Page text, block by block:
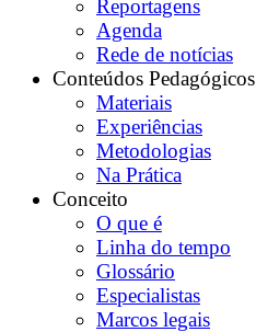
Reportagens
Agenda
Rede de notícias
Conteúdos Pedagógicos
Materiais
Experiências
Metodologias
Na Prática
Conceito
O que é
Linha do tempo
Glossário
Especialistas
Marcos legais